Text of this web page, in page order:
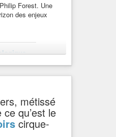
Découverte
Forest. Une
des enjeux
en science sociales
métissé
qu’est le
cirque-